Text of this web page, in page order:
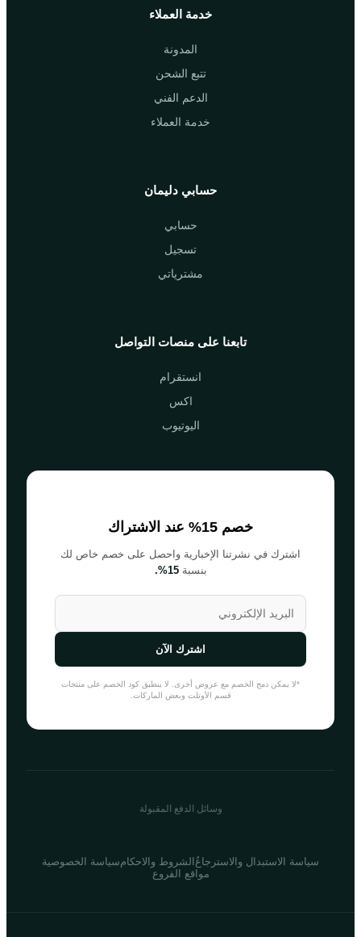
خدمة العملاء
المدونة
تتبع الشحن
الدعم الفني
خدمة العملاء
حسابي دليمان
حسابي
تسجيل
مشترياتي
تابعنا على منصات التواصل
انستقرام
اكس
اليوتيوب
خصم 15% عند الاشتراك
اشترك في نشرتنا الإخبارية واحصل على خصم خاص لك
بنسبة15%.
اشترك الآن
*لا يمكن دمج الخصم مع عروض أخرى. لا ينطبق كود الخصم على منتجات
قسم الأوتلت وبعض الماركات.
وسائل الدفع المقبولة
سياسة الاستبدال والاسترجاع ُالشروط والاحكامسياسة الخصوصية
مواقع الفروع